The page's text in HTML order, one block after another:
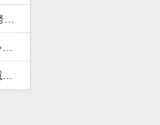
【悲報】NARUTOのロックリー「才能だけじゃなく努力で逆転できる事を証明する」ワイ「ええやん」←結果ｗｗｗ
【衝撃】なろう主人公「魔法を詠唱もせずに使っちゃいましたｗ」←これｗｗｗ
【衝撃】鬼滅の刃の無惨様「人間こそが鬼を蝕む鬼滅の刃ではないか！」←こういう展開ガチで欲しかったよなｗｗｗｗ